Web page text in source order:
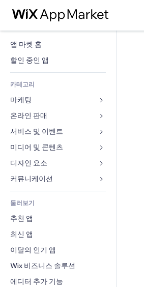
앱 마켓 홈
할인 중인 앱
카테고리
마케팅
광고
모바일
사이트 통계
사이트 목록
이메일
온라인 판매
쇼핑몰 관련 앱
배송
판매 버튼
회계
쿠폰 및 로열티
창고 서비스
서비스 및 이벤트
호텔
이벤트
음식점
부동산
예약
미디어 및 콘텐츠
갤러리
뮤직
팟캐스트
사진
동영상
PDF
파일 공유
소식
디자인 요소
지도 및 내비게이션
개인정보 및 보안
시계
페이지 템플릿
이미지 효과
버튼 & 메뉴
배너 및 배지
계산기
양식
블로그
설문
채팅
메모
전화번호
커뮤니티
둘러보기
추천 앱
최신 앱
이달의 인기 앱
Wix 비즈니스 솔루션
에디터 추가 기능